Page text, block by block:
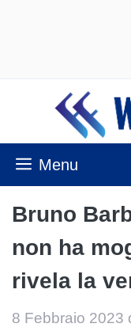
contenuto
Menu
Bruno
non ha
rivela la
8 Febbraio 2023